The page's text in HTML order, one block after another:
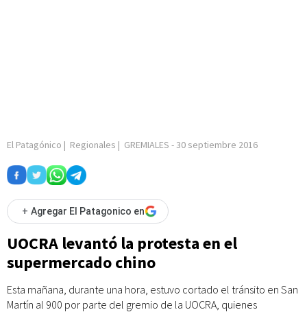
El Patagónico | Regionales | GREMIALES -30 septiembre 2016
+ Agregar El Patagonico en
UOCRA levantó la protesta en el
supermercado chino
Esta mañana, durante una hora, estuvo cortado el tránsito en San
Martín al 900 por parte del gremio de la UOCRA, quienes